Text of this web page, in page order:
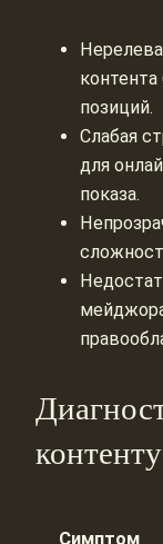
позиций.
Слабая
для
показа.
контенту
Симптом